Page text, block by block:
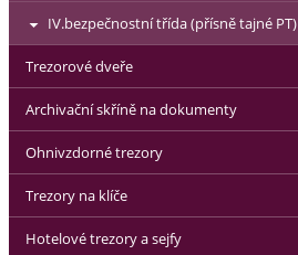
IV.bezpečnostní třída (přísně tajné PT)
Trezorové dveře
Archivační skříně na dokumenty
Ohnivzdorné trezory
Trezory na klíče
Hotelové trezory a sejfy